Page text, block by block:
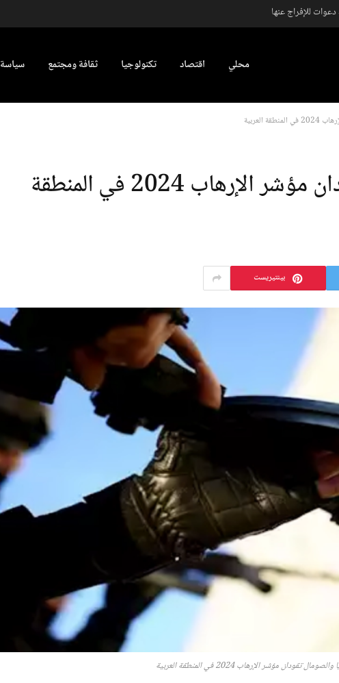
للإفراج عنها
محلي اقتصاد تكنولوجيا ثقافة ومجتمع سياسة
سوريا والصومال تقودان مؤشر الإرهاب 2024 في المنطقة
بينتيريست
تقودان مؤشر الإرهاب 2024 في المنطقة العربية